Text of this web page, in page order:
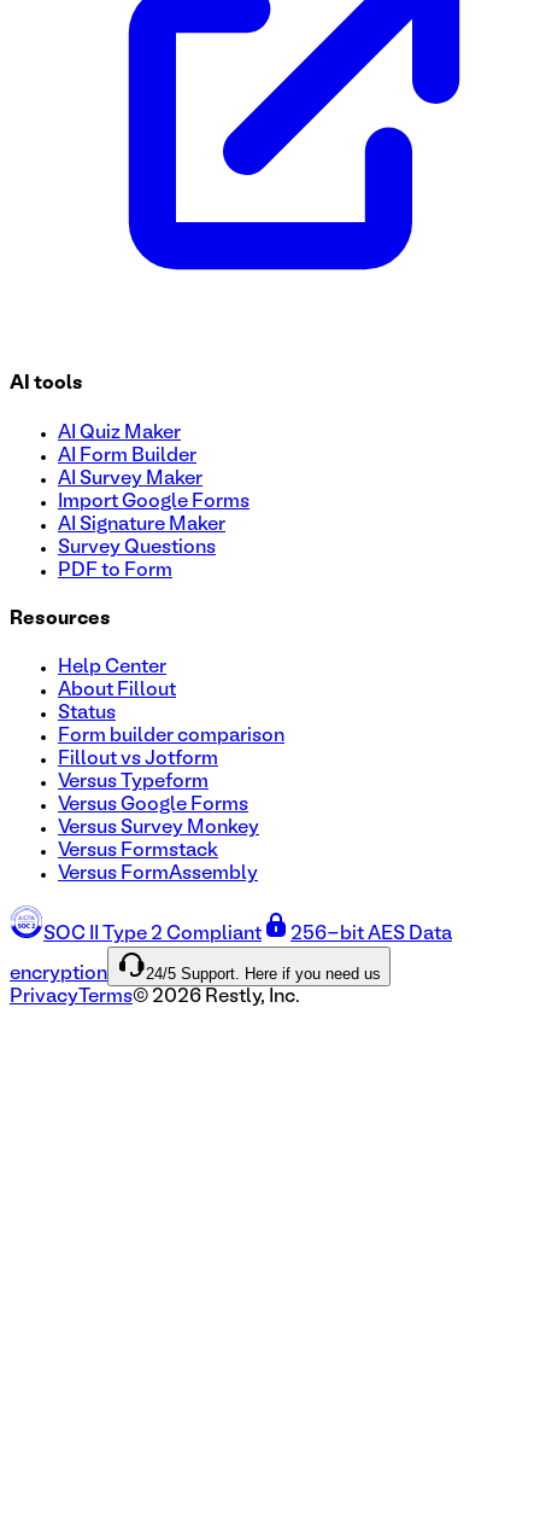
AI tools
AI Quiz Maker
AI Form Builder
AI Survey Maker
Import Google Forms
AI Signature Maker
Survey Questions
PDF to Form
Resources
Help Center
About Fillout
Status
Form builder comparison
Fillout vs Jotform
Versus Typeform
Versus Google Forms
Versus Survey Monkey
Versus Formstack
Versus FormAssembly
SOC II Type 2 Compliant 256-bit AES Data
encryption 24/5 Support. Here if you need us
Privacy Terms© 2026 Restly, Inc.